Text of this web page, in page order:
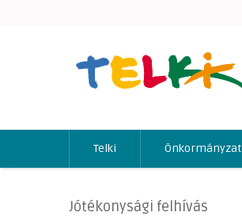
Telki Önkormányzat
Jótékonysági felhívás